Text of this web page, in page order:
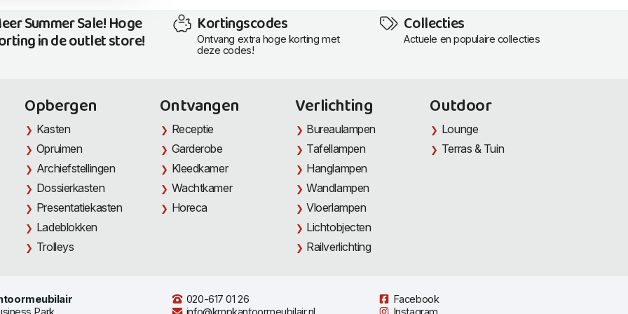
Summer Sale! Hoge
in de outlet store!
Kortingscodes
Ontvang extra hoge korting met
deze codes!
Collecties
Actuele en populaire collecties
Opbergen
Kasten
Opruimen
Archiefstellingen
Dossierkasten
Presentatiekasten
Ladeblokken
Trolleys
Ontvangen
Receptie
Garderobe
Kleedkamer
Wachtkamer
Horeca
Verlichting
Bureaulampen
Tafellampen
Hanglampen
Wandlampen
Vloerlampen
Lichtobjecten
Railverlichting
Outdoor
Lounge
Terras & Tuin
020-617 01 26
Facebook